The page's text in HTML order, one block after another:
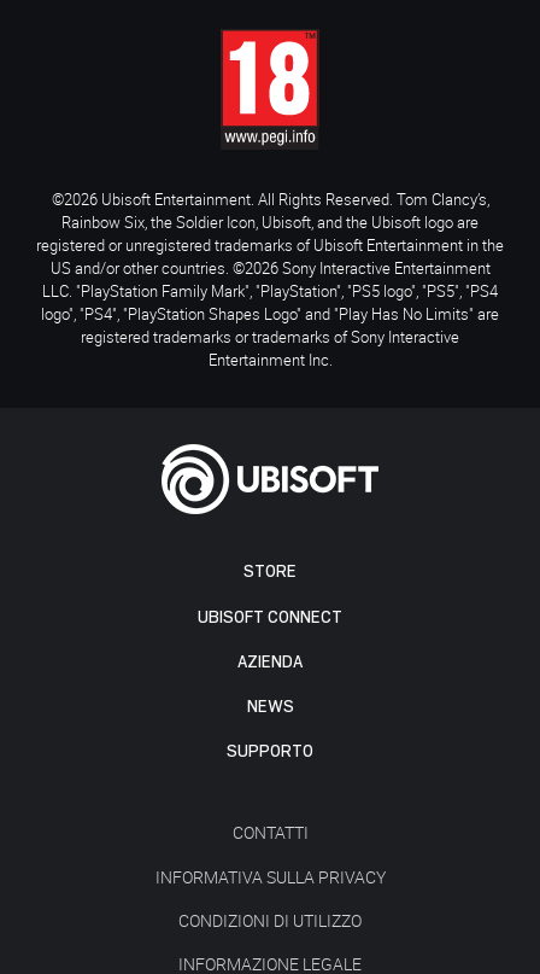
STORE
UBISOFT CONNECT
AZIENDA
NEWS
SUPPORTO
CONTATTI
INFORMATIVA SULLA PRIVACY
CONDIZIONI DI UTILIZZO
INFORMAZIONE LEGALE
©2026 Ubisoft Entertainment. All Rights Reserved. Tom Clancy’s,
Rainbow Six, the Soldier Icon, Ubisoft, and the Ubisoft logo are
registered or unregistered trademarks of Ubisoft Entertainment in the
US and/or other countries. ©2026 Sony Interactive Entertainment
LLC. "PlayStation Family Mark", "PlayStation", "PS5 logo", "PS5", "PS4
logo", "PS4", "PlayStation Shapes Logo" and "Play Has No Limits" are
registered trademarks or trademarks of Sony Interactive
Entertainment Inc.